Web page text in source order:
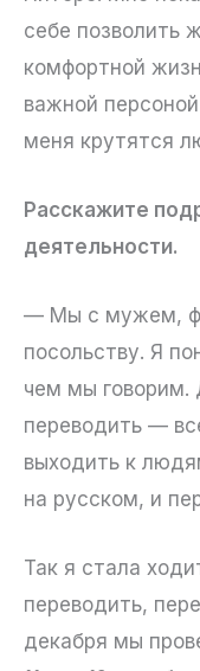
себе позволить
комфортной
важной
меня крутятся
Расскажите
деятельности.
— Мы с мужем,
посольству. Я
чем мы
переводить —
выходить к
на русском, и
Так я стала
переводить,
декабря мы